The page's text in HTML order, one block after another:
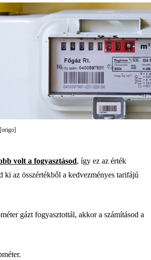
volt a fogyasztásod, így ez az érték
ki az összértékből a kedvezményes tarifájú
gázt fogyasztottál, akkor a számításod a